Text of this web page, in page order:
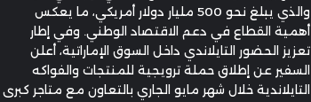
والذي يبلغ نحو 500 مليار دولار أمريكي، ما يعكس
أهمية القطاع في دعم الاقتصاد الوطني. وفي إطار
تعزيز الحضور التايلاندي داخل السوق الإماراتية، أعلن
السفير عن إطلاق حملة ترويجية للمنتجات والفواكه
التايلاندية خلال شهر مايو الجاري بالتعاون مع متاجر كبرى